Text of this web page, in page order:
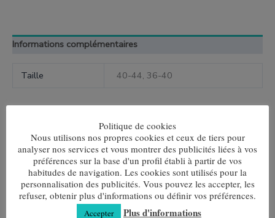
Informations complémentaires
Taille 40-44, 36-40
Produits similaires
Escargots
7,80€
Ce
produit
a
plusieurs
variantes.
Les
Gris lisse
7,80€
Ce
produit
a
plusieurs
Politique de cookies
Nous utilisons nos propres cookies et ceux de tiers pour
analyser nos services et vous montrer des publicités liées à vos
préférences sur la base d'un profil établi à partir de vos
habitudes de navigation. Les cookies sont utilisés pour la
personnalisation des publicités. Vous pouvez les accepter, les
refuser, obtenir plus d'informations ou définir vos préférences.
Accepter Plus d'informations